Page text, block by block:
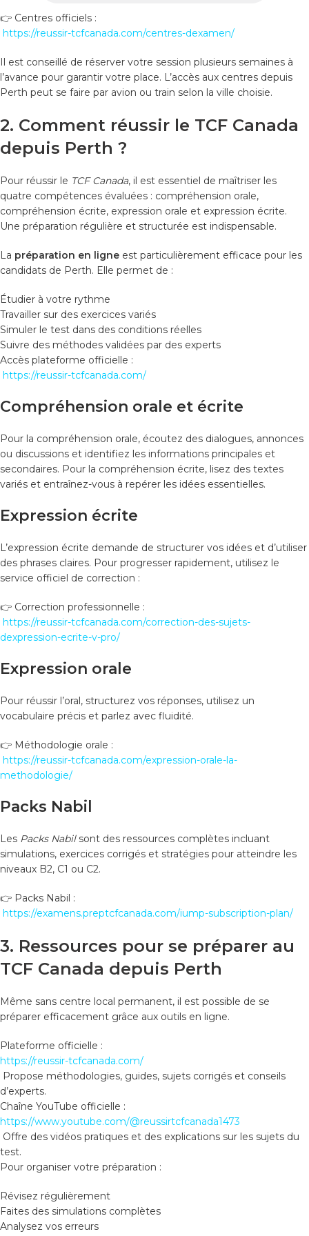
👉 Centres officiels :
https://reussir-tcfcanada.com/centres-dexamen/
Il est conseillé de réserver votre session plusieurs semaines à
l’avance pour garantir votre place. L’accès aux centres depuis
Perth peut se faire par avion ou train selon la ville choisie.
2. Comment réussir le TCF Canada
depuis Perth ?
Pour réussir le TCF Canada, il est essentiel de maîtriser les
quatre compétences évaluées : compréhension orale,
compréhension écrite, expression orale et expression écrite.
Une préparation régulière et structurée est indispensable.
La préparation en ligne est particulièrement efficace pour les
candidats de Perth. Elle permet de :
Étudier à votre rythme
Travailler sur des exercices variés
Simuler le test dans des conditions réelles
Suivre des méthodes validées par des experts
Accès plateforme officielle :
https://reussir-tcfcanada.com/
Compréhension orale et écrite
Pour la compréhension orale, écoutez des dialogues, annonces
ou discussions et identifiez les informations principales et
secondaires. Pour la compréhension écrite, lisez des textes
variés et entraînez-vous à repérer les idées essentielles.
Expression écrite
L’expression écrite demande de structurer vos idées et d’utiliser
des phrases claires. Pour progresser rapidement, utilisez le
service officiel de correction :
👉 Correction professionnelle :
https://reussir-tcfcanada.com/correction-des-sujets-
dexpression-ecrite-v-pro/
Expression orale
Pour réussir l’oral, structurez vos réponses, utilisez un
vocabulaire précis et parlez avec fluidité.
👉 Méthodologie orale :
https://reussir-tcfcanada.com/expression-orale-la-
methodologie/
Packs Nabil
Les Packs Nabilsont des ressources complètes incluant
simulations, exercices corrigés et stratégies pour atteindre les
niveaux B2, C1 ou C2.
👉 Packs Nabil :
https://examens.preptcfcanada.com/iump-subscription-plan/
3. Ressources pour se préparer au
TCF Canada depuis Perth
Même sans centre local permanent, il est possible de se
préparer efficacement grâce aux outils en ligne.
Plateforme officielle :
https://reussir-tcfcanada.com/
Propose méthodologies, guides, sujets corrigés et conseils
d’experts.
Chaîne YouTube officielle :
https://www.youtube.com/@reussirtcfcanada1473
Offre des vidéos pratiques et des explications sur les sujets du
test.
Pour organiser votre préparation :
Révisez régulièrement
Faites des simulations complètes
Analysez vos erreurs